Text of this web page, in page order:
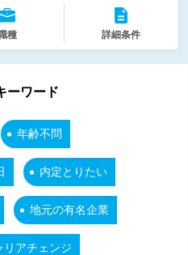
種 詳細条件
ーワード
年齢不問
内定とりたい
地元の有名企業
リアチェンジ